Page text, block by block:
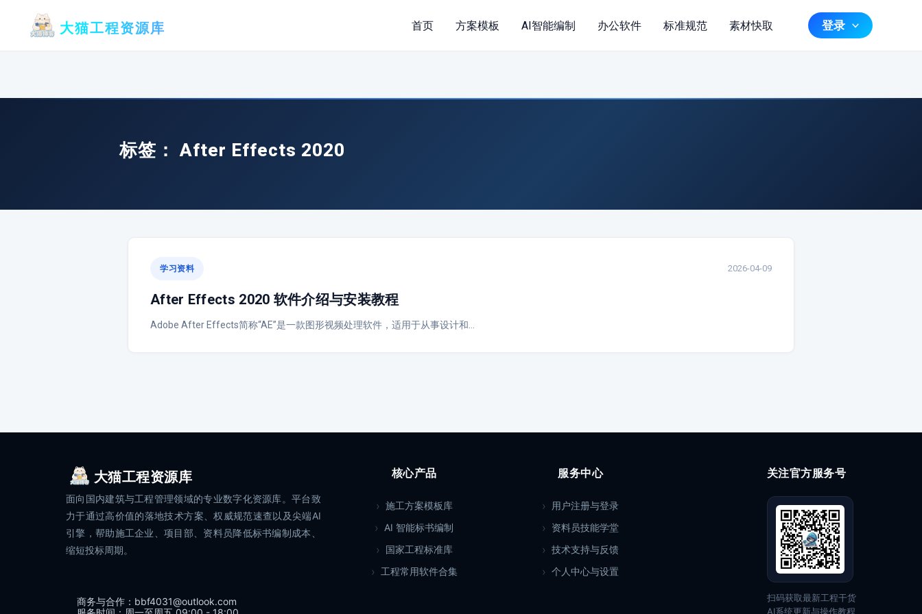
大猫工程资源库 首页 方案模板 AI智能编制 办公软件 标准规范 素材快取 登录
标签：After Effects 2020
学习资料 2026-04-09
After Effects 2020 软件介绍与安装教程
Adobe After Effects简称“AE”是一款图形视频处理软件，适用于从事设计和…
大猫工程资源库
面向国内建筑与工程管理领域的专业数字化资源库。平台致
力于通过高价值的落地技术方案、权威规范速查以及尖端AI
引擎，帮助施工企业、项目部、资料员降低标书编制成本、
缩短投标周期。
商务与合作：bbf4031@outlook.com
核心产品
施工方案模板库
AI 智能标书编制
国家工程标准库
工程常用软件合集
服务中心
用户注册与登录
资料员技能学堂
技术支持与反馈
个人中心与设置
关注官方服务号
扫码获取最新工程干货
AI系统更新与操作教程